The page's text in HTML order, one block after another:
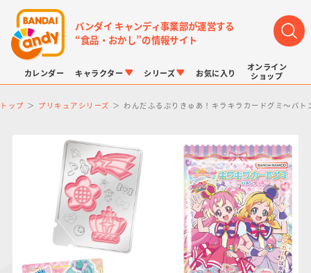
バンダイ キャンディ事業部が運営する
“食品・おかし”の情報サイト
カレンダー キャラクター
LINK TRAVELERS プリキュアシリーズ ドラゴンボール
シリーズ
チョコボックス チョコサプ ポケモンキッズ
お気に入り
オンライン
ショップ
トップ プリキュアシリーズ わんだふるぷりきゅあ！キラキラカードグミ～バト